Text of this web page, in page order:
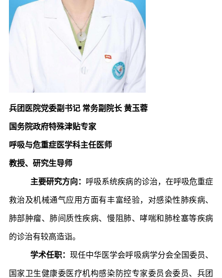
兵团医院党委副书记 常务副院长 黄玉蓉
国务院政府特殊津贴专家
呼吸与危重症医学科主任医师
教授、 研究生导师
主要研究方向： 呼吸系统疾病的诊治，在呼吸危重症
救治及机械通气应用方面有丰富经验，对感染性肺疾病、
肺部肿瘤、肺间质性疾病、慢阻肺、哮喘和肺栓塞等疾病
的诊治有较高造诣。
学术任职：现任中华医学会呼吸病学分会全国委员、
国家卫生健康委医疗机构感染防控专家委员会委员、兵团